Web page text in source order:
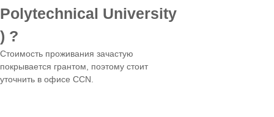
Polytechnical University
) ?
Стоимость проживания зачастую
покрывается грантом, поэтому стоит
уточнить в офисе CCN.